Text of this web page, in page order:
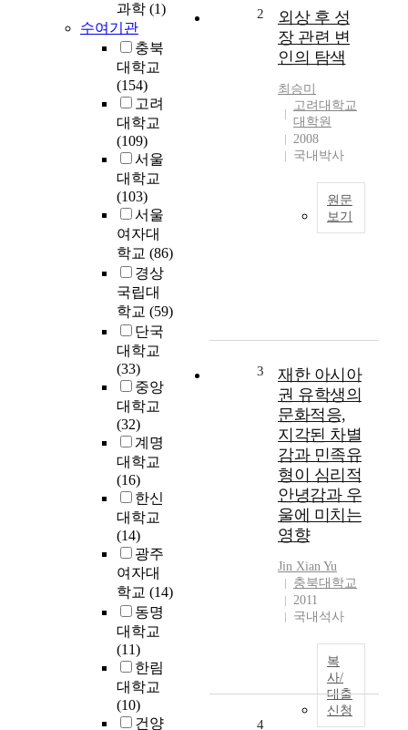
과학 (1)
수여기관
충북
대학교
(154)
고려
대학교
(109)
서울
대학교
(103)
서울
여자대
학교 (86)
경상
국립대
학교 (59)
단국
대학교
(33)
중앙
대학교
(32)
계명
대학교
(16)
한신
대학교
(14)
광주
여자대
학교 (14)
동명
대학교
(11)
한림
대학교
(10)
건양
,
2
외상 후 성
장 관련 변
인의 탐색
최승미
고려대학교
대학원
2008
국내박사
원문
보기
상
3
재한 아시아
권 유학생의
문화적응,
지각된 차별
감과 민족유
형이 심리적
안녕감과 우
울에 미치는
영향
Jin Xian Yu
충북대학교
2011
국내석사
복
사/
대출
신청
4